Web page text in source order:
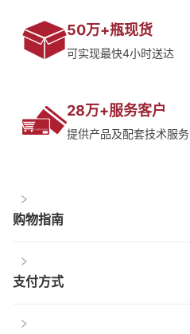
50万+瓶现货
可实现最快4小时送达
28万+服务客户
提供产品及配套技术服务
购物指南
支付方式